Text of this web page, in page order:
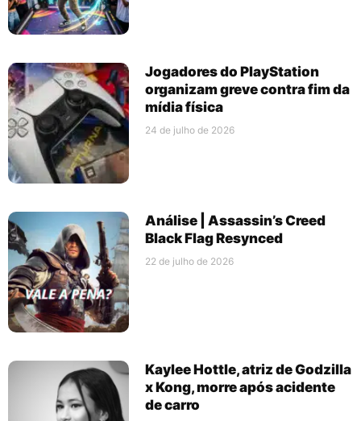
Jogadores do PlayStation
organizam greve contra fim da
mídia física
24 de julho de 2026
Análise | Assassin’s Creed
Black Flag Resynced
22 de julho de 2026
Kaylee Hottle, atriz de Godzilla
x Kong, morre após acidente
de carro